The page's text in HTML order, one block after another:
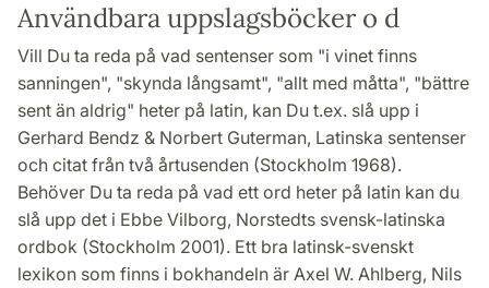
Användbara uppslagsböcker o d
Vill Du ta reda på vad sentenser som "i vinet finns
sanningen", "skynda långsamt", "allt med måtta", "bättre
sent än aldrig" heter på latin, kan Du t.ex. slå upp i
Gerhard Bendz & Norbert Guterman, Latinska sentenser
och citat från två årtusenden (Stockholm 1968).
Behöver Du ta reda på vad ett ord heter på latin kan du
slå upp det i Ebbe Vilborg, Norstedts svensk-latinska
ordbok (Stockholm 2001). Ett bra latinsk-svenskt
lexikon som finns i bokhandeln är Axel W. Ahlberg, Nils